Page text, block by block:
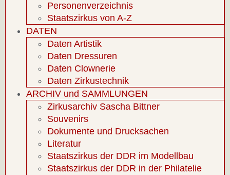
Personenverzeichnis
Staatszirkus von A-Z
DATEN
Daten Artistik
Daten Dressuren
Daten Clownerie
Daten Zirkustechnik
ARCHIV und SAMMLUNGEN
Zirkusarchiv Sascha Bittner
Souvenirs
Dokumente und Drucksachen
Literatur
Staatszirkus der DDR im Modellbau
Staatszirkus der DDR in der Philatelie